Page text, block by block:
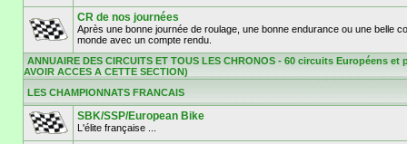
CR de nos journées
Après une bonne journée de roulage, une bonne endurance ou une belle
monde avec un compte rendu.
ANNUAIRE DES CIRCUITS ET TOUS LES CHRONOS - 60 circuits Européens
AVOIR ACCES A CETTE SECTION)
LES CHAMPIONNATS FRANCAIS
SBK/SSP/European Bike
L'élite française ...